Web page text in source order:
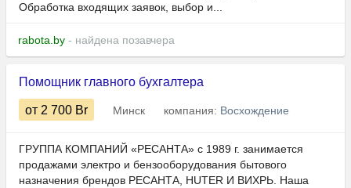
Обработка входящих заявок, выбор и...
rabota.by - найдена позавчера
Помощник главного бухгалтера
от 2 700 Br Минск компания: Восхождение
ГРУППА КОМПАНИЙ «РЕСАНТА» с 1989 г. занимается
продажами электро и бензооборудования бытового
назначения брендов РЕСАНТА, HUTER И ВИХРЬ. Наша